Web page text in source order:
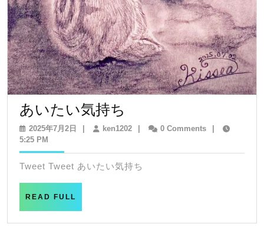
あいたい気持ち
い
い
2025年7月2日 2025
月
2
日
| ken1202ken1202
| 0 Comments
|
5:25 PM
Tweet Tweet あいたい気持ち
READ FULL